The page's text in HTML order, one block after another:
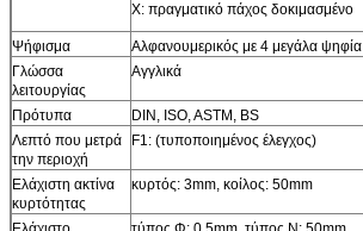
Χ: πραγματικό πάχος δοκιμασμένο
Ψήφισμα
Αλφανουμερικός με 4 μεγάλα ψηφία
Γλώσσα
λειτουργίας
Αγγλικά
Πρότυπα
DIN, ISO, ASTM, BS
Λεπτό που μετρά
την περιοχή
F1: (τυποποιημένος έλεγχος)
Ελάχιστη ακτίνα
κυρτότητας
κυρτός: 3mm, κοίλος: 50mm